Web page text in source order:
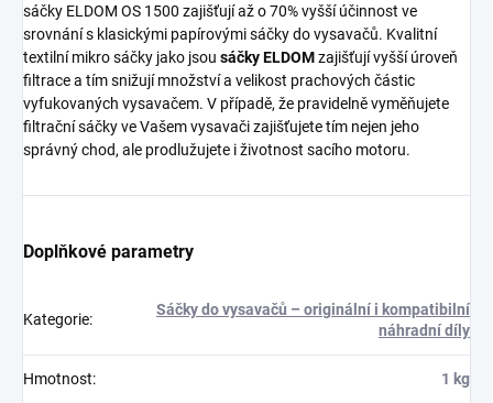
sáčky ELDOM OS 1500 zajišťují až o 70% vyšší účinnost ve
srovnání s klasickými papírovými sáčky do vysavačů. Kvalitní
textilní mikro sáčky jako jsou sáčky ELDOMzajišťují vyšší úroveň
filtrace a tím snižují množství a velikost prachových částic
vyfukovaných vysavačem. V případě, že pravidelně vyměňujete
filtrační sáčky ve Vašem vysavači zajišťujete tím nejen jeho
správný chod, ale prodlužujete i životnost sacího motoru.
Doplňkové parametry
Kategorie:
Sáčky do vysavačů – originální i kompatibilní
náhradní díly
Hmotnost: 1 kg